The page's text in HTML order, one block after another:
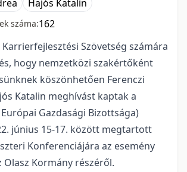
Hajós Katalin
száma:162
Szövetség számára
hogy nemzetközi szakértőként
köszönhetően Ferenczi
Katalin meghívást kaptak a
Európai Gazdasági Bizottsága)
június 15-17. között megtartott
Konferenciájára az esemény
Olasz Kormány részéről.